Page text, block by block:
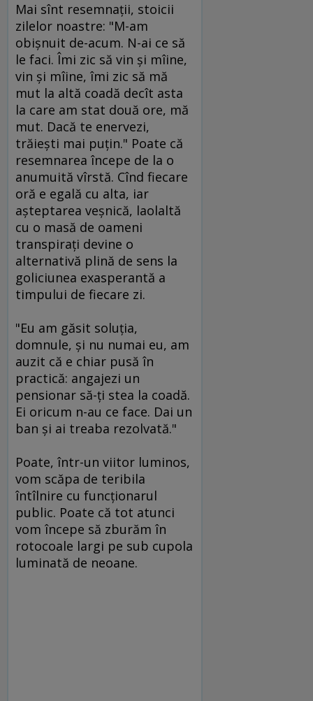
Mai sînt resemnaţii, stoicii
zilelor noastre: "M-am
obişnuit de-acum. N-ai ce să
le faci. Îmi zic să vin şi mîine,
vin şi mîine, îmi zic să mă
mut la altă coadă decît asta
la care am stat două ore, mă
mut. Dacă te enervezi,
trăieşti mai puţin." Poate că
resemnarea începe de la o
anumuită vîrstă. Cînd fiecare
oră e egală cu alta, iar
aşteptarea veşnică, laolaltă
cu o masă de oameni
transpiraţi devine o
alternativă plină de sens la
goliciunea exasperantă a
timpului de fiecare zi.
"Eu am găsit soluţia,
domnule, şi nu numai eu, am
auzit că e chiar pusă în
practică: angajezi un
pensionar să-ţi stea la coadă.
Ei oricum n-au ce face. Dai un
ban şi ai treaba rezolvată."
Poate, într-un viitor luminos,
vom scăpa de teribila
întîlnire cu funcţionarul
public. Poate că tot atunci
vom începe să zburăm în
rotocoale largi pe sub cupola
luminată de neoane.